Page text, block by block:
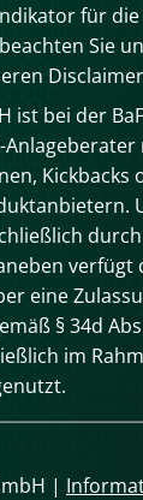
für
Sie
ist bei der
Kickbacks
verfügt
eine
§ 34d
im
|